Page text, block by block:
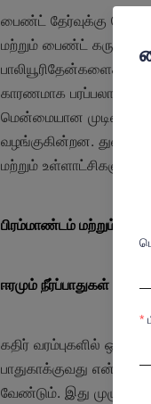
பைண்ட் தேர்வுக்கு
மற்றும் பைண்ட் கருவியை
பாலியூரிதேன்களைக்
காரணமாக பரப்பலாம்,
மென்மையான முடிவை
வழங்குகின்றன.
மற்றும்
பிரம்மாண்டம் மற்றும்
ஈரமும் நீர்ப்பாதுகள்
கதிர் வரம்புகளில்
பாதுகாக்குவது
வேண்டும். இது